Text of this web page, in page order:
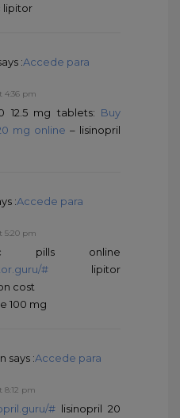
lipitor
:Accede para
4:36 pm
12.5 mg tablets: Buy
mg online – lisinopril
:Accede para
5:20 pm
pills online
# lipitor
cost
100 mg
says :Accede para
8:12 pm
# lisinopril 20